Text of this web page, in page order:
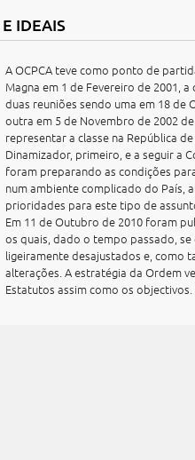
IDEAIS
A OCPCA teve como ponto de
Magna em 1 de Fevereiro de 2001,
duas reuniões sendo uma em 18 de
outra em 5 de Novembro de 2002
representar a classe na República
Dinamizador, primeiro, e a seguir a
foram preparando as condições
num ambiente complicado do País,
prioridades para este tipo de
Em 11 de Outubro de 2010 foram
os quais, dado o tempo passado,
ligeiramente desajustados e, como
alterações. A estratégia da Ordem
Estatutos assim como os objectivos.